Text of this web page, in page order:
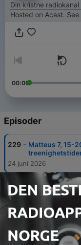
Din kristne radiokanal
Hosted on Acast. See
00:00
Episoder
229 - Matteus 7, 15-
24 juni 2026
228 -
Matteus 28,
29 mai 2026
-
Johannes
fra 2017
15 mai 2026